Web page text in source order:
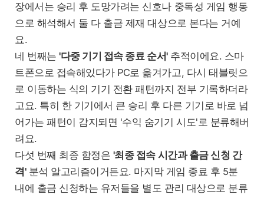
장에서는 승리 후 도망가려는 신호나 중독성 게임 행동
으로 해석해서 둘 다 출금 제재 대상으로 본다는 거예
요.
네 번째는'다중 기기 접속 종료 순서'추적이에요. 스마
트폰으로 접속해있다가 PC로 옮겨가고, 다시 태블릿으
로 이동하는 식의 기기 전환 패턴까지 전부 기록하더라
고요. 특히 한 기기에서 큰 승리 후 다른 기기로 바로 넘
어가는 패턴이 감지되면 '수익 숨기기 시도'로 분류해버
려요.
다섯 번째 최종 함정은 '최종 접속 시간과 출금 신청 간
격'분석 알고리즘이거든요. 마지막 게임 종료 후 5분
내에 출금 신청하는 유저들을 별도 관리 대상으로 분류